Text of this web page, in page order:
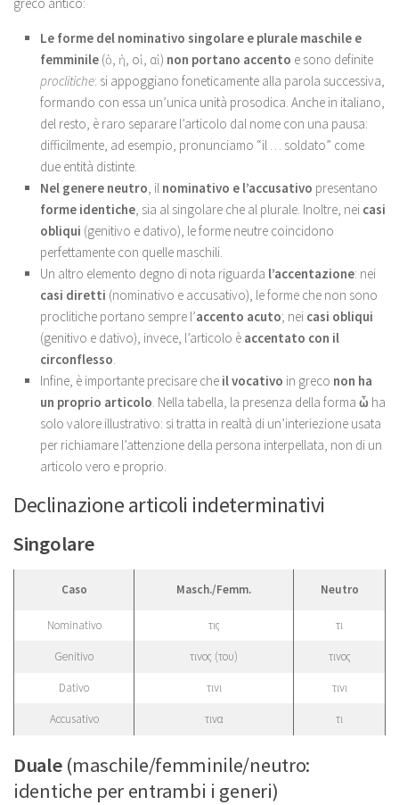
Le forme del nominativo singolare e plurale maschile e
femminile (ὁ, ἡ, οἱ, αἱ) non portano accento e sono definite
proclitiche: si appoggiano foneticamente alla parola successiva,
formando con essa un’unica unità prosodica. Anche in italiano,
del resto, è raro separare l’articolo dal nome con una pausa:
difficilmente, ad esempio, pronunciamo “il … soldato” come
due entità distinte.
Nel genere neutro , il nominativo e l’accusativo presentano
forme identiche , sia al singolare che al plurale. Inoltre, nei casi
obliqui (genitivo e dativo), le forme neutre coincidono
perfettamente con quelle maschili.
Un altro elemento degno di nota riguarda l’accentazione: nei
casi diretti (nominativo e accusativo), le forme che non sono
proclitiche portano sempre l’accento acuto; nei casi obliqui
(genitivo e dativo), invece, l’articolo è accentato con il
circonflesso
Infine, è importante precisare che il vocativo in greco non ha
un proprio articolo . Nella tabella, la presenza della forma ὦ ha
solo valore illustrativo: si tratta in realtà di un’interiezione usata
per richiamare l’attenzione della persona interpellata, non di un
articolo vero e proprio.
Declinazione articoli indeterminativi
Singolare
Caso Masch./Femm. Neutro
Nominativo τις τι
Genitivo τινος (του) τινος
Dativo τινι τινι
Accusativo τινα τι
Duale(maschile/femminile/neutro:
identiche per entrambi i generi)